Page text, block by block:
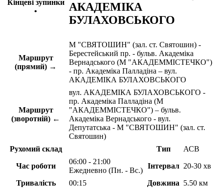
Кінцеві зупинки
•
АКАДЕМІКА
БУЛАХОВСЬКОГО
Маршрут
(прямий) →
М "СВЯТОШИН" (зал. ст. Святошин) -
Берестейський пр. - бульв. Академіка
Вернадського (М "АКАДЕММІСТЕЧКО")
- пр. Академіка Палладіна – вул.
АКАДЕМІКА БУЛАХОВСЬКОГО
Маршрут
(зворотній) ←
вул. АКАДЕМІКА БУЛАХОВСЬКОГО -
пр. Академіка Палладіна (М
"АКАДЕММІСТЕЧКО") – бульв.
Академіка Вернадського - вул.
Депутатська - М "СВЯТОШИН" (зал. ст.
Святошин)
Рухомий склад
Тип АСВ
Час роботи
06:00 - 21:00
Ежедневно (Пн. - Вс.)
Інтервал 20-30 хв
Тривалість 00:15 Довжина 5.50 км